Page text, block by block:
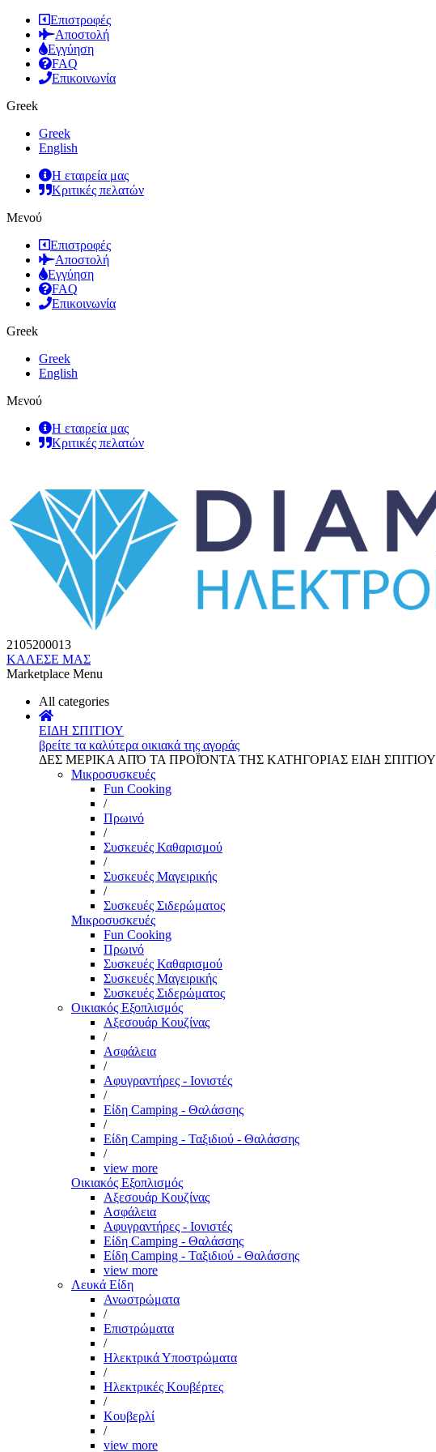
Επιστροφές
Αποστολή
Εγγύηση
FAQ
Επικοινωνία
Greek
Greek
English
Η εταιρεία μας
Κριτικές πελατών
Μενού
Επιστροφές
Αποστολή
Εγγύηση
FAQ
Επικοινωνία
Greek
Greek
English
Μενού
Η εταιρεία μας
Κριτικές πελατών
2105200013
ΚΑΛΕΣΕ ΜΑΣ
Marketplace Menu
All categories
ΕΙΔΗ ΣΠΙΤΙΟΥ
βρείτε τα καλύτερα οικιακά της αγοράς
ΔΕΣ ΜΕΡΙΚΑ ΑΠΌ ΤΑ ΠΡΟΪΌΝΤΑ ΤΗΣ ΚΑΤΗΓΟΡΙΑΣ ΕΙΔΗ ΣΠΙΤΙΟΥ
Μικροσυσκευές
Fun Cooking
/
Πρωινό
/
Συσκευές Καθαρισμού
/
Συσκευές Μαγειρικής
/
Συσκευές Σιδερώματος
Μικροσυσκευές
Fun Cooking
Πρωινό
Συσκευές Καθαρισμού
Συσκευές Μαγειρικής
Συσκευές Σιδερώματος
Οικιακός Εξοπλισμός
Αξεσουάρ Κουζίνας
/
Ασφάλεια
/
Αφυγραντήρες - Ιονιστές
/
Είδη Camping - Θαλάσσης
/
Είδη Camping - Ταξιδιού - Θαλάσσης
/
view more
Οικιακός Εξοπλισμός
Αξεσουάρ Κουζίνας
Ασφάλεια
Αφυγραντήρες - Ιονιστές
Είδη Camping - Θαλάσσης
Είδη Camping - Ταξιδιού - Θαλάσσης
view more
Λευκά Είδη
Ανωστρώματα
/
Επιστρώματα
/
Ηλεκτρικά Υποστρώματα
/
Ηλεκτρικές Κουβέρτες
/
Κουβερλί
/
view more